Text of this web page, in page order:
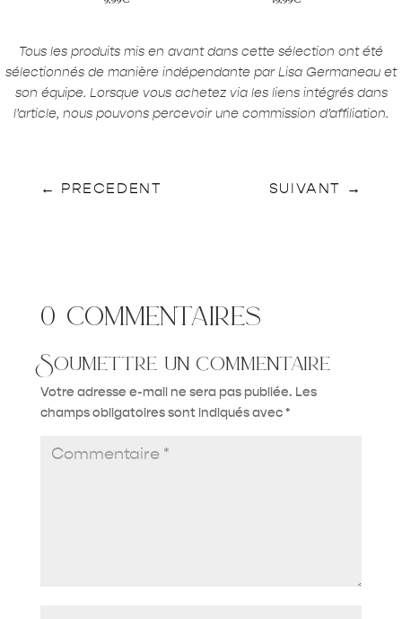
Tous les produits mis en avant dans cette sélection ont été
sélectionnés de manière indépendante par Lisa Germaneau et
son équipe. Lorsque vous achetez via les liens intégrés dans
l’article, nous pouvons percevoir une commission d’affiliation.
← PRECEDENT SUIVANT →
0 commentaires
Soumettre un commentaire
Votre adresse e-mail ne sera pas publiée. Les
champs obligatoires sont indiqués avec*